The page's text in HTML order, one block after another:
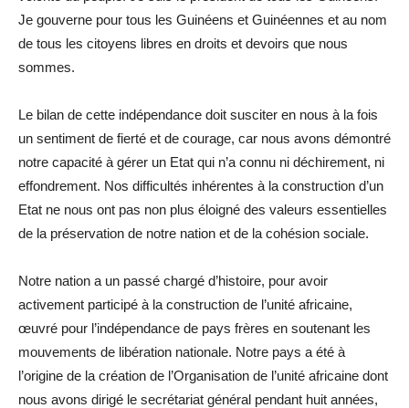
Je gouverne pour tous les Guinéens et Guinéennes et au nom
de tous les citoyens libres en droits et devoirs que nous
sommes.
Le bilan de cette indépendance doit susciter en nous à la fois
un sentiment de fierté et de courage, car nous avons démontré
notre capacité à gérer un Etat qui n’a connu ni déchirement, ni
effondrement. Nos difficultés inhérentes à la construction d’un
Etat ne nous ont pas non plus éloigné des valeurs essentielles
de la préservation de notre nation et de la cohésion sociale.
Notre nation a un passé chargé d’histoire, pour avoir
activement participé à la construction de l’unité africaine,
œuvré pour l’indépendance de pays frères en soutenant les
mouvements de libération nationale. Notre pays a été à
l’origine de la création de l’Organisation de l’unité africaine dont
nous avons dirigé le secrétariat général pendant huit années,